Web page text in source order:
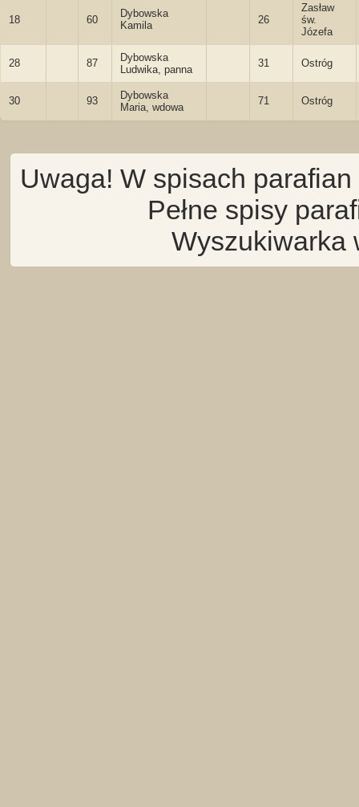
18 60
Dybowska
Kamila
26
Zasław
św.
Józefa
28 87
Dybowska
Ludwika, panna
31 Ostróg
30 93
Dybowska
Maria, wdowa
71 Ostróg
Uwaga! W spisach
Pełne spisy
Wyszukiwarka